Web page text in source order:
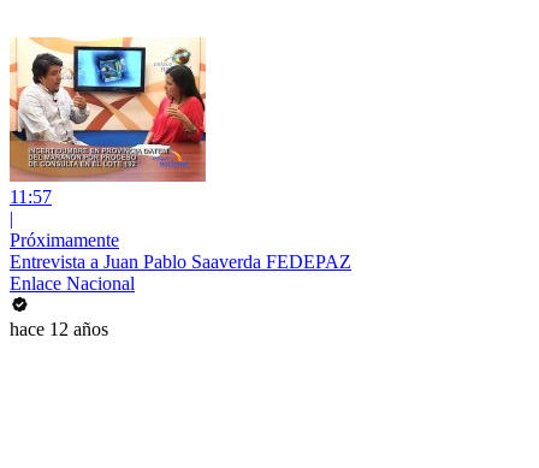
11:57
|
Próximamente
Entrevista a Juan Pablo Saaverda FEDEPAZ
Enlace Nacional
hace 12 años